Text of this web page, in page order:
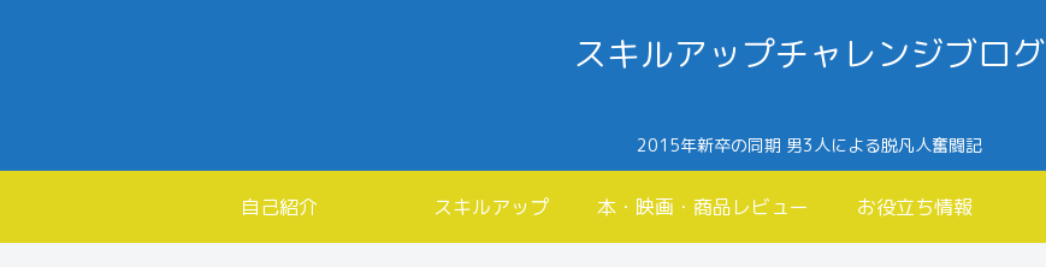
スキルアップチャレンジブログ
2015年新卒の同期 男3人による脱凡人奮闘記
自己紹介 スキルアップ 本・映画・商品レビュー お役立ち情報